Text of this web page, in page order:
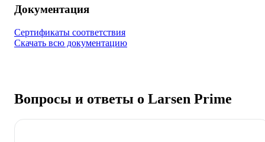
Документация
Сертификаты соответствия
Скачать всю документацию
Вопросы и ответы о Larsen Prime